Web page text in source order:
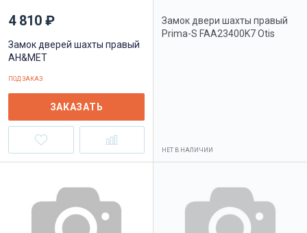
4 810 ₽
Замок дверей шахты правый
AH&MET
ПОД ЗАКАЗ
ЗАКАЗАТЬ
Замок двери шахты правый
Prima-S FAA23400K7 Otis
НЕТ В НАЛИЧИИ